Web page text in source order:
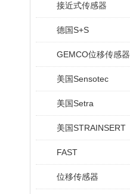
接近式传感器
德国S+S
GEMCO位移传感器
美国Sensotec
美国Setra
美国STRAINSERT
FAST
位移传感器